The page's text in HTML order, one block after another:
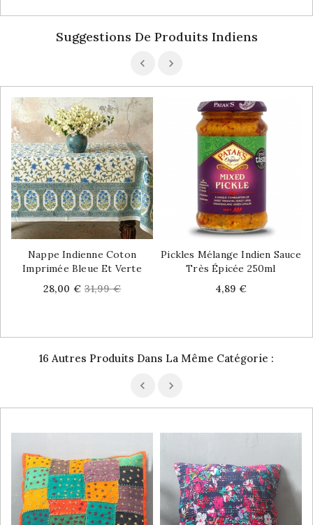
Suggestions De Produits Indiens
Nappe Indienne Coton
Imprimée Bleue Et Verte
Price
28,00 € Regular
31,99 €
Pickles Mélange Indien Sauce
Très Épicée 250ml
Price
4,89 €
16 Autres Produits Dans La Même Catégorie :